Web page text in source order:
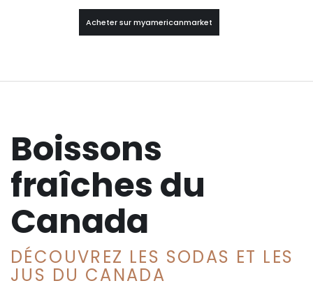
Acheter sur myamericanmarket
Boissons
fraîches du
Canada
DÉCOUVREZ LES SODAS ET LES
JUS DU CANADA